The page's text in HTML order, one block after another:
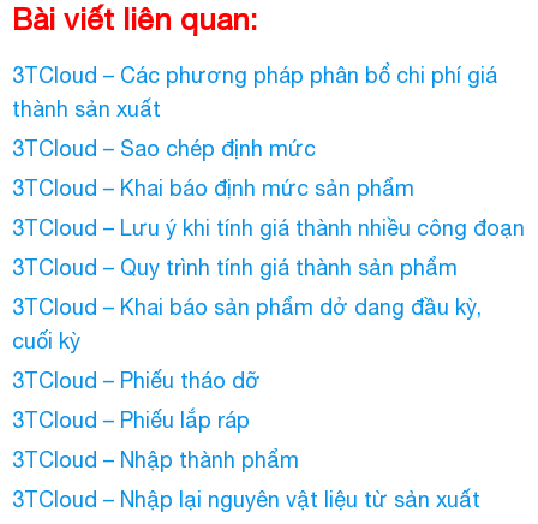
Bài viết liên quan:
3TCloud – Các phương pháp phân bổ chi phí giá
thành sản xuất
3TCloud – Sao chép định mức
3TCloud – Khai báo định mức sản phẩm
3TCloud – Lưu ý khi tính giá thành nhiều công đoạn
3TCloud – Quy trình tính giá thành sản phẩm
3TCloud – Khai báo sản phẩm dở dang đầu kỳ,
cuối kỳ
3TCloud – Phiếu tháo dỡ
3TCloud – Phiếu lắp ráp
3TCloud – Nhập thành phẩm
3TCloud – Nhập lại nguyên vật liệu từ sản xuất